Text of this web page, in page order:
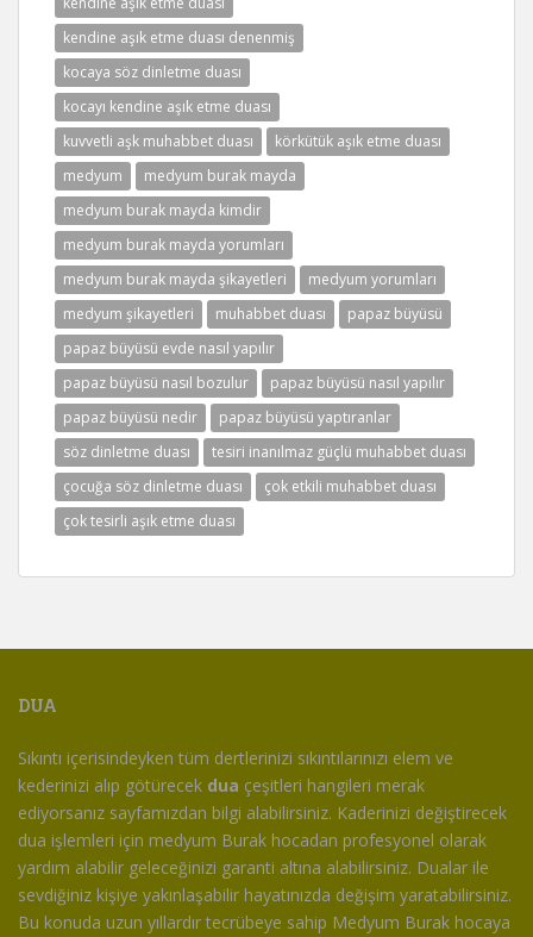
kendine aşık etme duası denenmiş
kocaya söz dinletme duası
kocayı kendine aşık etme duası
kuvvetli aşk muhabbet duası
körkütük aşık etme duası
medyum
medyum burak mayda
medyum burak mayda kimdir
medyum burak mayda yorumları
medyum burak mayda şikayetleri
medyum yorumları
medyum şikayetleri
muhabbet duası
papaz büyüsü
papaz büyüsü evde nasıl yapılır
papaz büyüsü nasıl bozulur
papaz büyüsü nasıl yapılır
papaz büyüsü nedir
papaz büyüsü yaptıranlar
söz dinletme duası
tesiri inanılmaz güçlü muhabbet duası
çocuğa söz dinletme duası
çok etkili muhabbet duası
çok tesirli aşık etme duası
DUA
Sıkıntı içerisindeyken tüm dertlerinizi sıkıntılarınızı elem ve
kederinizi alıp götürecek dua çeşitleri hangileri merak
ediyorsanız sayfamızdan bilgi alabilirsiniz. Kaderinizi değiştirecek
dua işlemleri için medyum Burak hocadan profesyonel olarak
yardım alabilir geleceğinizi garanti altına alabilirsiniz. Dualar ile
sevdiğiniz kişiye yakınlaşabilir hayatınızda değişim yaratabilirsiniz.
Bu konuda uzun yıllardır tecrübeye sahip Medyum Burak hocaya